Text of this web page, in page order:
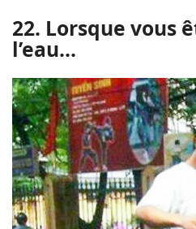
22. Lorsque vous
l’eau…